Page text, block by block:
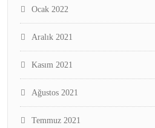
Ocak 2022
Aralık 2021
Kasım 2021
Ağustos 2021
Temmuz 2021